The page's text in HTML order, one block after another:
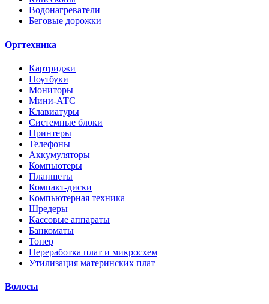
Водонагреватели
Беговые дорожки
Оргтехника
Картриджи
Ноутбуки
Мониторы
Мини-АТС
Клавиатуры
Системные блоки
Принтеры
Телефоны
Аккумуляторы
Компьютеры
Планшеты
Компакт-диски
Компьютерная техника
Шредеры
Кассовые аппараты
Банкоматы
Тонер
Переработка плат и микросхем
Утилизация материнских плат
Волосы